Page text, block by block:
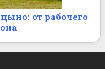
от рабочего